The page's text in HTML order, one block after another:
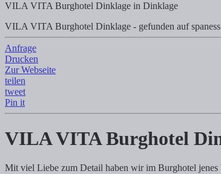
VILA VITA Burghotel Dinklage in Dinklage
VILA VITA Burghotel Dinklage
Reservierung & Information
VILA VITA Burghotel Dinklage - Tauchen Sie ein in
VILA VITA Burghotel Dinklage - gefunden auf
Anfrage
Drucken
Zur Webseite
teilen
tweet
Pin it
VILA VITA Burghotel
Mit viel Liebe zum Detail haben wir im Burghotel jenes